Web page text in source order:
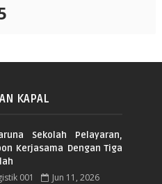
KAPAL
Sekolah Pelayaran,
Kerjasama Dengan Tiga
001 Jun 11, 2026